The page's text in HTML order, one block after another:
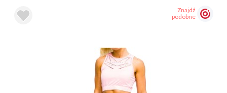
Znajdź
podobne